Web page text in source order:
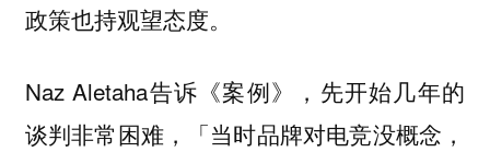
政策也持观望态度。
Naz Aletaha告诉《案例》，先开始几年的
谈判非常困难，「当时品牌对电竞没概念，